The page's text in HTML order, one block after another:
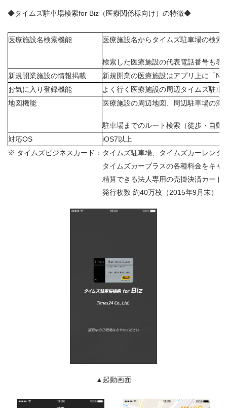
◆タイムズ駐車場検索for Biz（医療関係様向け）の特徴◆
医療施設名検索機能 医療施設名からタイムズ駐車場の検索
検索した医療施設の代表電話番号も表
新規開業施設の情報掲載
新規開業の医療施設はアプリ上に「
お気に入り登録機能
よく行く医療施設の周辺タイムズ駐車
地図機能
医療施設の周辺地図、周辺駐車場の満
駐車場までのルート検索（徒歩・自動
対応OS
iOS7以上
※ タイムズビジネスカード： タイムズ駐車場、タイムズカーレンタ
タイムズカープラスの各種料金をキャ
精算できる法人専用の売掛決済カード
発行枚数 約40万枚（2015年9月末）
▲起動画面